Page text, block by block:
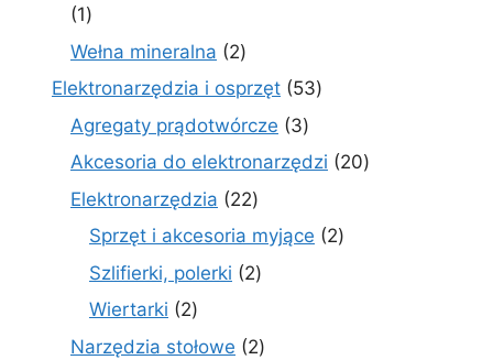
11
produkt
Wełna mineralna 22
produkty
Elektronarzędzia i osprzęt 5353
Agregaty prądotwórcze 33
produkty
Akcesoria do elektronarzędzi 2020
Elektronarzędzia 2222
produkty
Sprzęt i akcesoria myjące 22
Szlifierki, polerki 22
Wiertarki 22
produkty
Narzędzia stołowe 22